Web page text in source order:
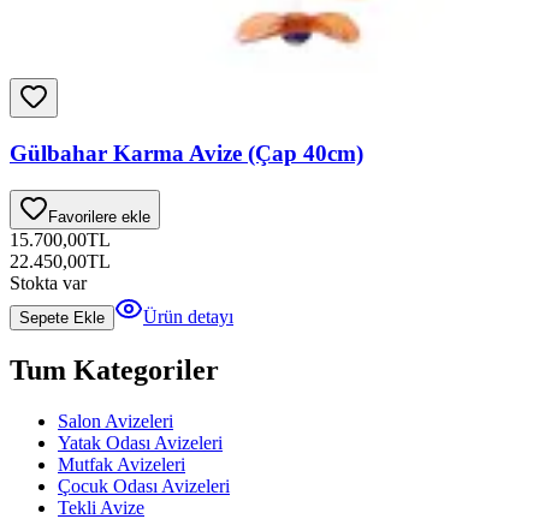
Gülbahar Karma Avize (Çap 40cm)
Favorilere ekle
15.700,00TL
22.450,00TL
Stokta var
Sepete Ekle Ürün detayı
Tum Kategoriler
Salon Avizeleri
Yatak Odası Avizeleri
Mutfak Avizeleri
Çocuk Odası Avizeleri
Tekli Avize